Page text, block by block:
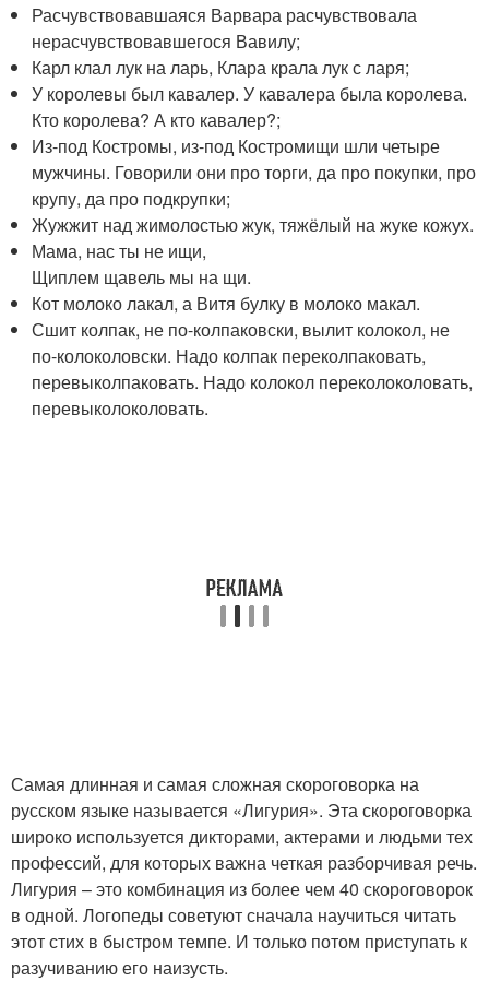
Расчувствовавшаяся Варвара расчувствовала
нерасчувствовавшегося Вавилу;
Карл клал лук на ларь, Клара крала лук с ларя;
У королевы был кавалер. У кавалера была королева.
Кто королева? А кто кавалер?;
Из-под Костромы, из-под Костромищи шли четыре
мужчины. Говорили они про торги, да про покупки, про
крупу, да про подкрупки;
Жужжит над жимолостью жук, тяжёлый на жуке кожух.
Мама, нас ты не ищи,
Щиплем щавель мы на щи.
Кот молоко лакал, а Витя булку в молоко макал.
Сшит колпак, не по-колпаковски, вылит колокол, не
по-колоколовски. Надо колпак переколпаковать,
перевыколпаковать. Надо колокол переколоколовать,
перевыколоколовать.
Самая длинная и самая сложная скороговорка на
русском языке называется «Лигурия». Эта скороговорка
широко используется дикторами, актерами и людьми тех
профессий, для которых важна четкая разборчивая речь.
Лигурия – это комбинация из более чем 40 скороговорок
в одной. Логопеды советуют сначала научиться читать
этот стих в быстром темпе. И только потом приступать к
разучиванию его наизусть.